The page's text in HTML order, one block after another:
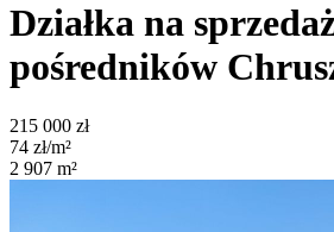
Działka na
pośredników
215 000 zł
74 zł/m²
2 907 m²